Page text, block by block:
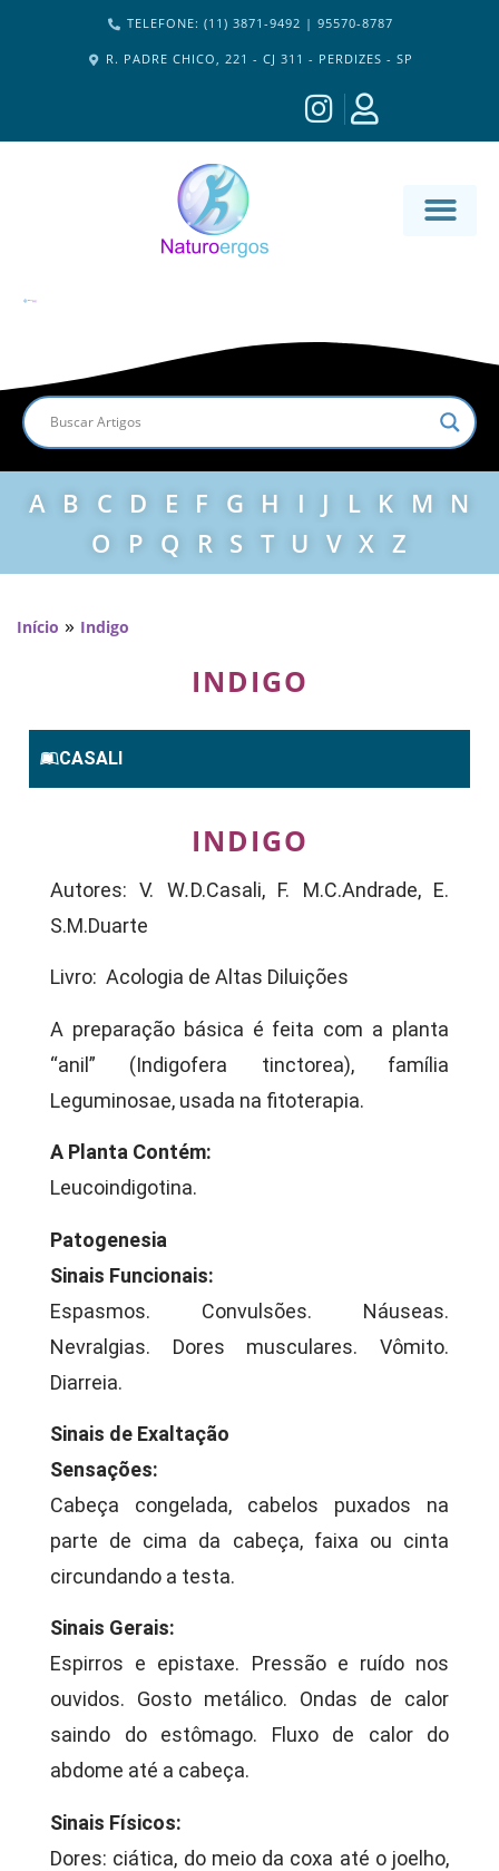
TELEFONE: (11) 3871-9492 | 95570-8787
R. PADRE CHICO, 221 - CJ 311 - PERDIZES - SP
A B C D E F G H I J L K M N
O
P Q R S T U V X Z
Início » Indigo
INDIGO
CASALI
INDIGO
Autores: V. W.D.Casali, F. M.C.Andrade, E.
S.M.Duarte
Livro: Acologia de Altas Diluições
A preparação básica é feita com a planta
“anil” (Indigofera tinctorea), família
Leguminosae, usada na fitoterapia.
A Planta Contém:
Leucoindigotina.
Patogenesia
Sinais Funcionais:
Espasmos. Convulsões. Náuseas.
Nevralgias. Dores musculares. Vômito.
Diarreia.
Sinais de Exaltação
Sensações:
Cabeça congelada, cabelos puxados na
parte de cima da cabeça, faixa ou cinta
circundando a testa.
Sinais Gerais:
Espirros e epistaxe. Pressão e ruído nos
ouvidos. Gosto metálico. Ondas de calor
saindo do estômago. Fluxo de calor do
abdome até a cabeça.
Sinais Físicos:
Dores: ciática, do meio da coxa até o joelho,